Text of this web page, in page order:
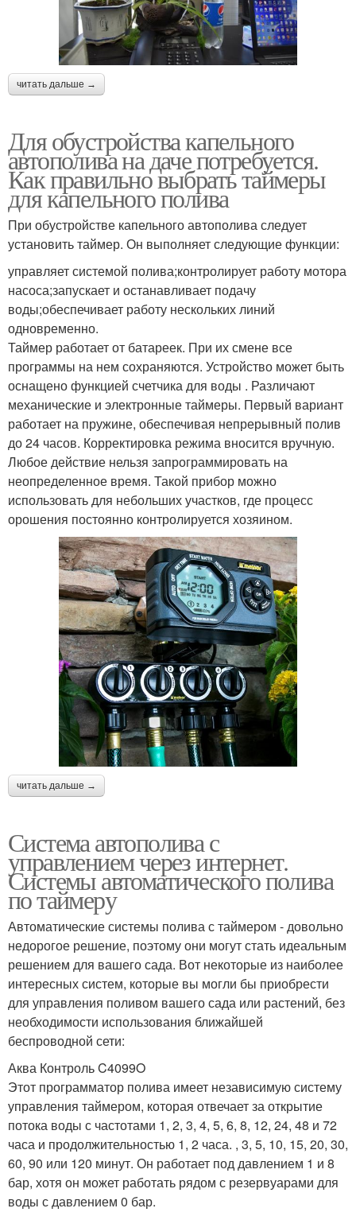
читать дальше →
Для обустройства капельного
автополива на даче потребуется.
Как правильно выбрать таймеры
для капельного полива
При обустройстве капельного автополива следует
установить таймер. Он выполняет следующие функции:
управляет системой полива;контролирует работу мотора
насоса;запускает и останавливает подачу
воды;обеспечивает работу нескольких линий
одновременно.
Таймер работает от батареек. При их смене все
программы на нем сохраняются. Устройство может быть
оснащено функцией счетчика для воды . Различают
механические и электронные таймеры. Первый вариант
работает на пружине, обеспечивая непрерывный полив
до 24 часов. Корректировка режима вносится вручную.
Любое действие нельзя запрограммировать на
неопределенное время. Такой прибор можно
использовать для небольших участков, где процесс
орошения постоянно контролируется хозяином.
читать дальше →
Система автополива с
управлением через интернет.
Системы автоматического полива
по таймеру
Автоматические системы полива с таймером - довольно
недорогое решение, поэтому они могут стать идеальным
решением для вашего сада. Вот некоторые из наиболее
интересных систем, которые вы могли бы приобрести
для управления поливом вашего сада или растений, без
необходимости использования ближайшей
беспроводной сети:
Аква Контроль C4099O
Этот программатор полива имеет независимую систему
управления таймером, которая отвечает за открытие
потока воды с частотами 1, 2, 3, 4, 5, 6, 8, 12, 24, 48 и 72
часа и продолжительностью 1, 2 часа. , 3, 5, 10, 15, 20, 30,
60, 90 или 120 минут. Он работает под давлением 1 и 8
бар, хотя он может работать рядом с резервуарами для
воды с давлением 0 бар.